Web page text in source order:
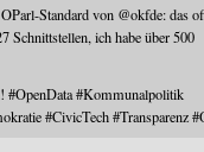
Standard von @okfde: das
Schnittstellen, ich habe über 500
#OpenData #Kommunalpolitik
#CivicTech #Transparenz #